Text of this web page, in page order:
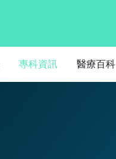
專科資訊 醫療百科